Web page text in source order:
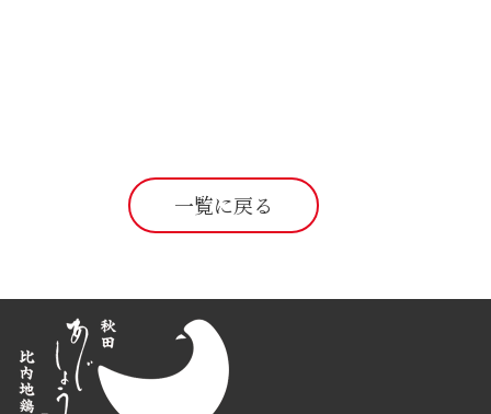
一覧に戻る